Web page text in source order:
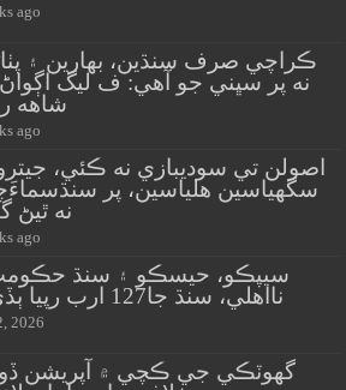
ago
ڪراچي صرف سنڌين، بهارين ۽
نه پر سڀني جو آهي: ف ليگ
شاهه
ago
سگهياسين هلياسين، پر
نه ٿيڻ
ago
سيپڪو، حيسڪو ۽ سنڌ
نااهلي، سنڌ جا127 ارب رپيا ٻڏي ويا؟
2026
گهوٽڪي جي ڪچي ۾ آپريشن